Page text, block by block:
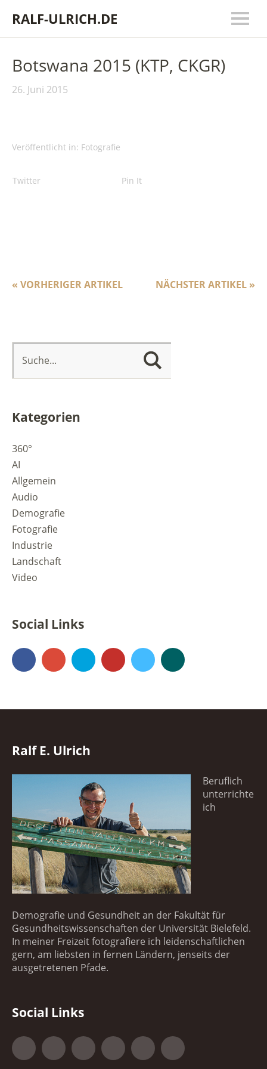
RALF-ULRICH.DE
Botswana 2015 (KTP, CKGR)
26. Juni 2015
Veröffentlicht in: Fotografie
Twitter Pin It
NÄCHSTER ARTIKEL »
« VORHERIGER ARTIKEL
Kategorien
360°
AI
Allgemein
Audio
Demografie
Fotografie
Industrie
Landschaft
Video
Social Links
FacebookGoogle+500px YouTubeVimeo
Ralf E. Ulrich
Beruflich
unterrichte
ich
Demografie und Gesundheit an der Fakultät für
Gesundheitswissenschaften der Universität Bielefeld.
In meiner Freizeit fotografiere ich leidenschaftlichen
gern, am liebsten in fernen Ländern, jenseits der
ausgetretenen Pfade.
Social Links
FacebookGoogle+500px YouTubeVimeo